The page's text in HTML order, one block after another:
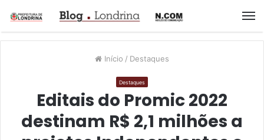
Início / Destaques
Destaques
Editais do Promic 2022
destinam R$ 2,1 milhões a